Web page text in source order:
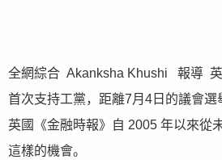
全網綜合 Akanksha Khushi 報導 英
首次支持工黨，距離7月4日的議會選
英國《金融時報》自 2005 年以來從
這樣的機會。